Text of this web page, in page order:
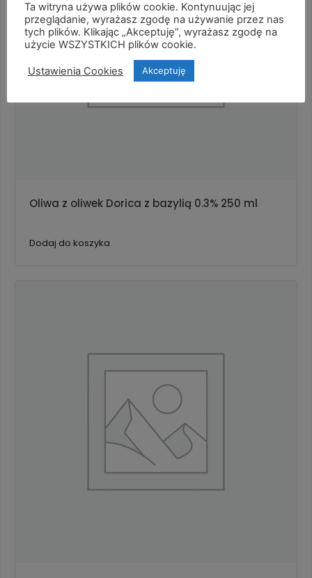
Oliwa z oliwek Dorica z bazylią 0.3% 250 ml
Dodaj do koszyka
Ta witryna używa plików cookie. Kontynuując jej
przeglądanie, wyrażasz zgodę na używanie przez nas
tych plików. Klikając „Akceptuję”, wyrażasz zgodę na
użycie WSZYSTKICH plików cookie.
Ustawienia Cookies Akceptuję